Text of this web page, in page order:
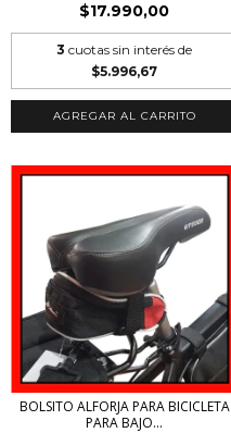
$17.990,00
3 cuotas sin interés de
$5.996,67
AGREGAR AL CARRITO
BOLSITO ALFORJA PARA BICICLETA
PARA BAJO...